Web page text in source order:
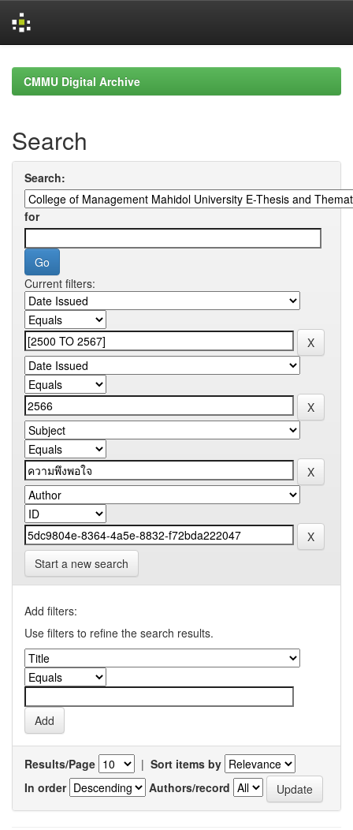
navigationCMMU Digital Archive
Search
Search:
for
Current filters:
Start a new search
Add filters:
Use filters to refine the search results.
Results/Page | Sort items by
In order
Authors/record